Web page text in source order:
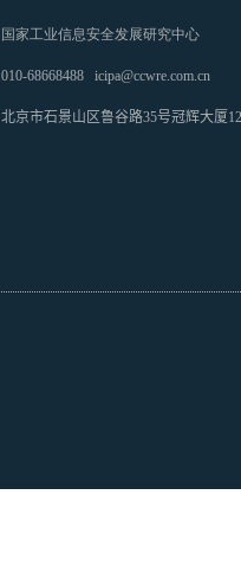
国家工业信息安全发展研究中心
010-68668488 icipa@ccwre.com.cn
北京市石景山区鲁谷路35号冠辉大厦